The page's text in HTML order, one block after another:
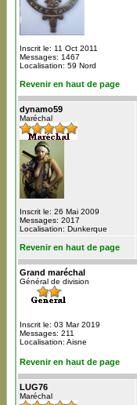
Inscrit le: 11 Oct 2011
Messages: 1467
Localisation: 59 Nord
Revenir en haut de page
dynamo59
Maréchal
Inscrit le: 26 Mai 2009
Messages: 2017
Localisation: Dunkerque
Revenir en haut de page
Grand maréchal
Général de division
Inscrit le: 03 Mar 2019
Messages: 211
Localisation: Aisne
Revenir en haut de page
LUG76
Maréchal